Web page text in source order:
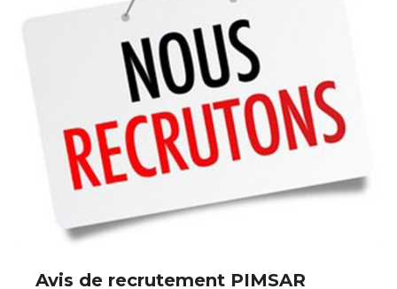
Avis de recrutement PIMSAR